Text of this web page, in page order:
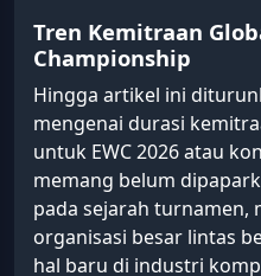
Tren Kemitraan
Championship
Hingga artikel ini
mengenai durasi
untuk EWC 2026 atau
memang belum
pada sejarah turnamen,
organisasi besar lintas
hal baru di industri